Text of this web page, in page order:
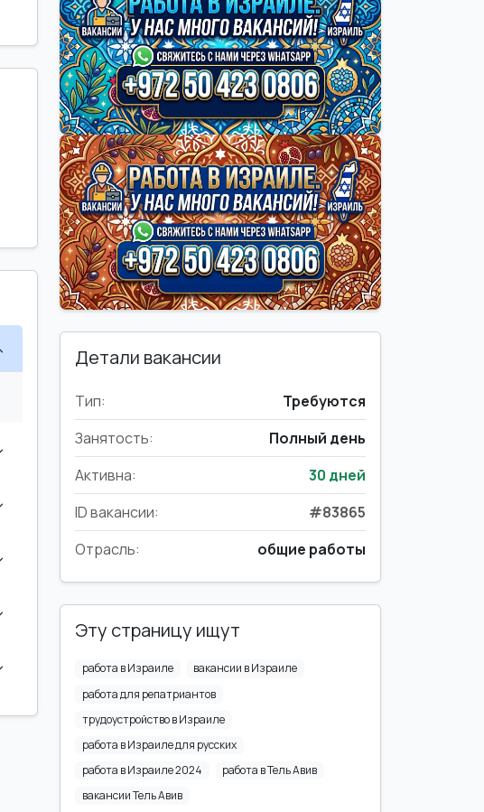
Детали вакансии
Тип:
Требуются
Занятость:
Полный день
Активна:
30 дней
ID вакансии:
#83865
Отрасль:
общие работы
Эту страницу ищут
работа в Израиле
вакансии в Израиле
работа для репатриантов
трудоустройство в Израиле
работа в Израиле для русских
работа в Израиле 2024
работа в Тель Авив
вакансии Тель Авив